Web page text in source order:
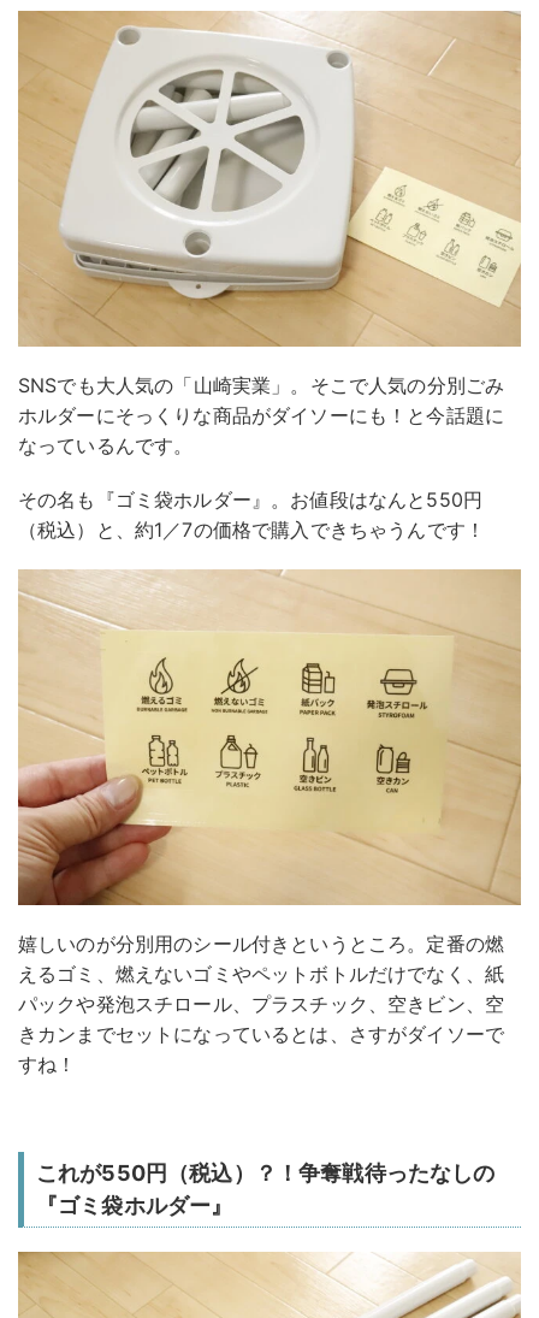
SNSでも大人気の「山崎実業」。そこで人気の分別ごみ
ホルダーにそっくりな商品がダイソーにも！と今話題に
なっているんです。
その名も『ゴミ袋ホルダー』。お値段はなんと550円
（税込）と、約1／7の価格で購入できちゃうんです！
嬉しいのが分別用のシール付きというところ。定番の燃
えるゴミ、燃えないゴミやペットボトルだけでなく、紙
パックや発泡スチロール、プラスチック、空きビン、空
きカンまでセットになっているとは、さすがダイソーで
すね！
これが550円（税込）？！争奪戦待ったなしの
『ゴミ袋ホルダー』